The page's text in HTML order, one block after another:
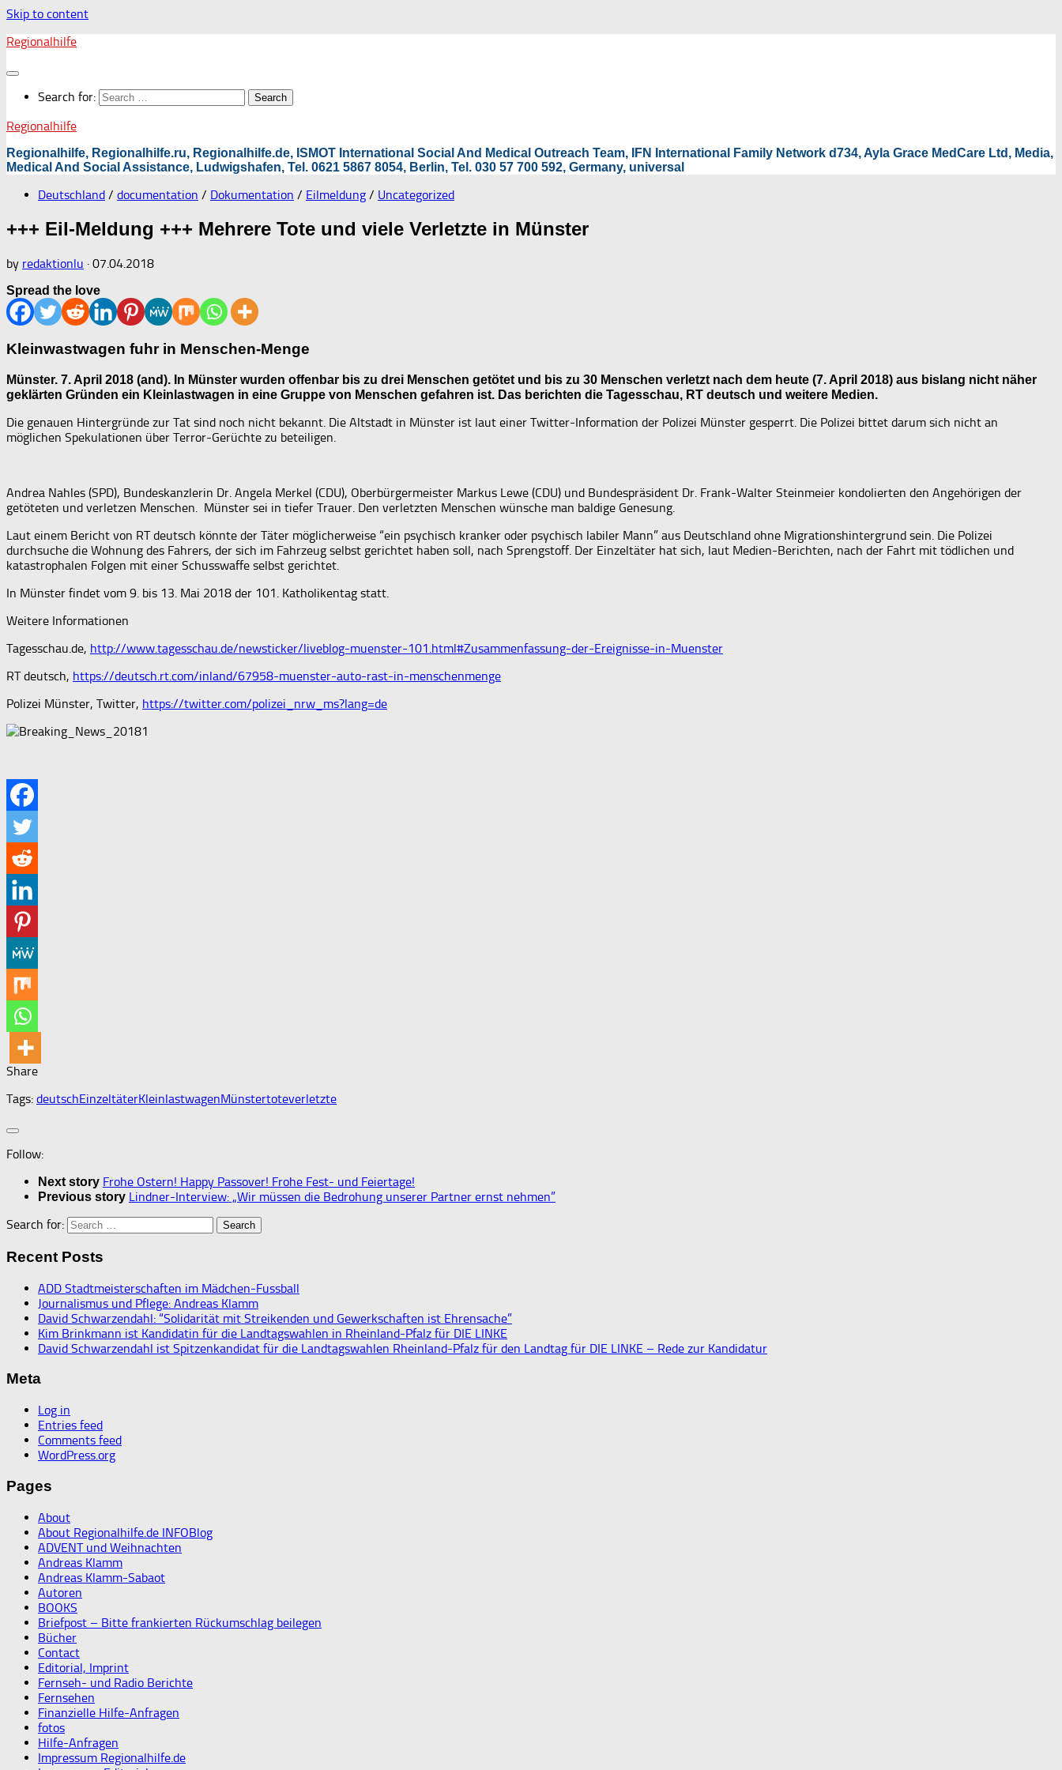
Skip to content
Regionalhilfe
Search for:
Regionalhilfe
Regionalhilfe, Regionalhilfe.ru, Regionalhilfe.de, ISMOT International Social And Medical Outreach Team, IFN International Family Network d734, Ayla Grace MedCare Ltd, Media,
Medical And Social Assistance, Ludwigshafen, Tel. 0621 5867 8054, Berlin, Tel. 030 57 700 592, Germany, universal
Deutschland / documentation / Dokumentation / Eilmeldung / Uncategorized
+++ Eil-Meldung +++ Mehrere Tote und viele Verletzte in Münster
by redaktionlu · 07.04.2018
Spread the love
Kleinwastwagen fuhr in Menschen-Menge
Münster. 7. April 2018 (and). In Münster wurden offenbar bis zu drei Menschen getötet und bis zu 30 Menschen verletzt nach dem heute (7. April 2018) aus bislang nicht näher
geklärten Gründen ein Kleinlastwagen in eine Gruppe von Menschen gefahren ist. Das berichten die Tagesschau, RT deutsch und weitere Medien.
Die genauen Hintergründe zur Tat sind noch nicht bekannt. Die Altstadt in Münster ist laut einer Twitter-Information der Polizei Münster gesperrt. Die Polizei bittet darum sich nicht an
möglichen Spekulationen über Terror-Gerüchte zu beteiligen.
Andrea Nahles (SPD), Bundeskanzlerin Dr. Angela Merkel (CDU), Oberbürgermeister Markus Lewe (CDU) und Bundespräsident Dr. Frank-Walter Steinmeier kondolierten den Angehörigen der
getöteten und verletzen Menschen. Münster sei in tiefer Trauer. Den verletzten Menschen wünsche man baldige Genesung.
Laut einem Bericht von RT deutsch könnte der Täter möglicherweise “ein psychisch kranker oder psychisch labiler Mann” aus Deutschland ohne Migrationshintergrund sein. Die Polizei
durchsuche die Wohnung des Fahrers, der sich im Fahrzeug selbst gerichtet haben soll, nach Sprengstoff. Der Einzeltäter hat sich, laut Medien-Berichten, nach der Fahrt mit tödlichen und
katastrophalen Folgen mit einer Schusswaffe selbst gerichtet.
In Münster findet vom 9. bis 13. Mai 2018 der 101. Katholikentag statt.
Weitere Informationen
Tagesschau.de, http://www.tagesschau.de/newsticker/liveblog-muenster-101.html#Zusammenfassung-der-Ereignisse-in-Muenster
RT deutsch, https://deutsch.rt.com/inland/67958-muenster-auto-rast-in-menschenmenge
Polizei Münster, Twitter, https://twitter.com/polizei_nrw_ms?lang=de
Share
Tags: deutschEinzeltäterKleinlastwagenMünstertoteverletzte
Follow:
Next story Frohe Ostern! Happy Passover! Frohe Fest- und Feiertage!
Previous story Lindner-Interview: „Wir müssen die Bedrohung unserer Partner ernst nehmen”
Search for:
Recent Posts
ADD Stadtmeisterschaften im Mädchen-Fussball
Journalismus und Pflege: Andreas Klamm
David Schwarzendahl: “Solidarität mit Streikenden und Gewerkschaften ist Ehrensache”
Kim Brinkmann ist Kandidatin für die Landtagswahlen in Rheinland-Pfalz für DIE LINKE
David Schwarzendahl ist Spitzenkandidat für die Landtagswahlen Rheinland-Pfalz für den Landtag für DIE LINKE – Rede zur Kandidatur
Meta
Log in
Entries feed
Comments feed
WordPress.org
Pages
About
About Regionalhilfe.de INFOBlog
ADVENT und Weihnachten
Andreas Klamm
Andreas Klamm-Sabaot
Autoren
BOOKS
Briefpost – Bitte frankierten Rückumschlag beilegen
Bücher
Contact
Editorial, Imprint
Fernseh- und Radio Berichte
Fernsehen
Finanzielle Hilfe-Anfragen
fotos
Hilfe-Anfragen
Impressum Regionalhilfe.de